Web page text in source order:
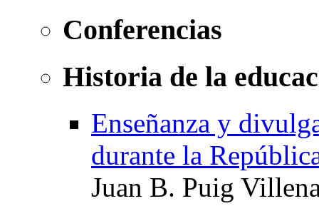
Conferencias
Historia de la
Enseñanza y
durante la
Juan B. Puig